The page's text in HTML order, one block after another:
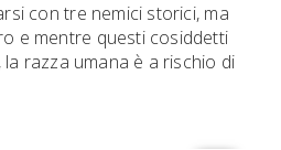
con tre nemici storici, ma
e mentre questi cosiddetti
razza umana è a rischio di